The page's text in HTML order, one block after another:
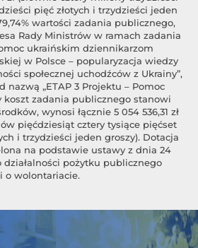
pięć złotych i trzydzieści jeden
wartości zadania publicznego,
Rady Ministrów w ramach zadania
ukraińskim dziennikarzom
w Polsce – popularyzacja wiedzy
społecznej uchodźców z Ukrainy”,
nazwą „ETAP 3 Projektu – Pomoc
koszt zadania publicznego stanowi
wynosi łącznie 5 054 536,31 zł
pięćdziesiąt cztery tysiące pięćset
i trzydzieści jeden groszy). Dotacja
na podstawie ustawy z dnia 24
działalności pożytku publicznego
i o wolontariacie.